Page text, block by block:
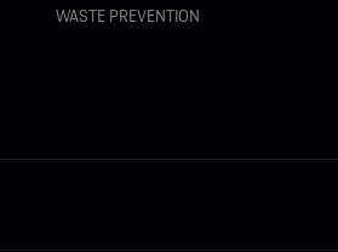
WASTE PREVENTION